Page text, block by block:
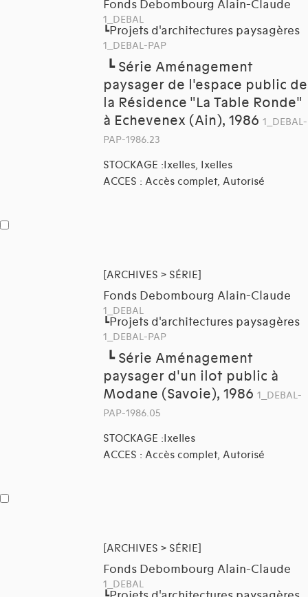
Fonds Debombourg Alain-Claude
1_DEBAL
┗Projets d'architectures paysagères
1_DEBAL-PAP
┗ Série Aménagement
paysager de l'espace public de
la Résidence "La Table Ronde"
à Echevenex (Ain), 1986 1_DEBAL-
PAP-1986.23
STOCKAGE :Ixelles, Ixelles
ACCES : Accès complet, Autorisé
[ARCHIVES > SÉRIE]
Fonds Debombourg Alain-Claude
1_DEBAL
┗Projets d'architectures paysagères
1_DEBAL-PAP
┗ Série Aménagement
paysager d'un ilot public à
Modane (Savoie), 1986 1_DEBAL-
PAP-1986.05
STOCKAGE :Ixelles
ACCES : Accès complet, Autorisé
[ARCHIVES > SÉRIE]
Fonds Debombourg Alain-Claude
1_DEBAL